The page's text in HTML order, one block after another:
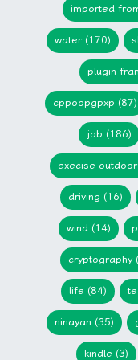
imported
water (170)
plugin
cppoopgpxp (87)
job (186)
execise
driving (16)
wind (14)
cryptography
life (84)
ninayan (35)
kindle (3)